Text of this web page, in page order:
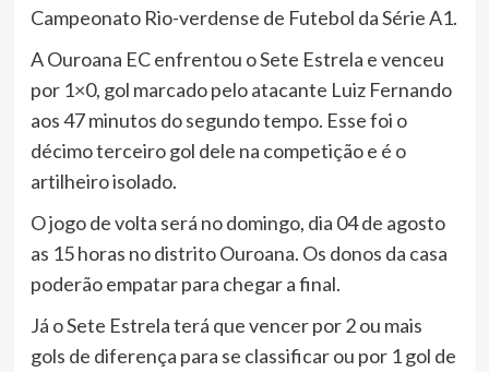
Campeonato Rio-verdense de Futebol da Série A1.
A Ouroana EC enfrentou o Sete Estrela e venceu
por 1×0, gol marcado pelo atacante Luiz Fernando
aos 47 minutos do segundo tempo. Esse foi o
décimo terceiro gol dele na competição e é o
artilheiro isolado.
O jogo de volta será no domingo, dia 04 de agosto
as 15 horas no distrito Ouroana. Os donos da casa
poderão empatar para chegar a final.
Já o Sete Estrela terá que vencer por 2 ou mais
gols de diferença para se classificar ou por 1 gol de